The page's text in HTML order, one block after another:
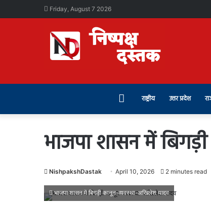
Friday, August 7 2026
राष्ट्रीय उत्तर प्रदेश
भाजपा शासन में
NishpakshDastak April 10, 2026 2 minutes read
भाजपा शासन में बिगड़ी कानून-व्यवस्था-अखिलेश यादव